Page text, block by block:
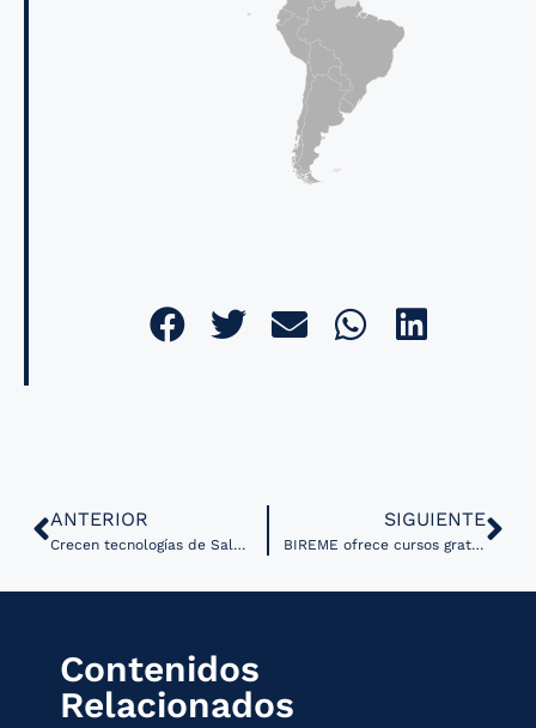
ANTERIOR
Crecen tecnologías de Salud Digital en ensayos de neurología
SIGUIENTE
BIREME ofrece cursos gratuitos de Comunicación Científica
Contenidos
Relacionados